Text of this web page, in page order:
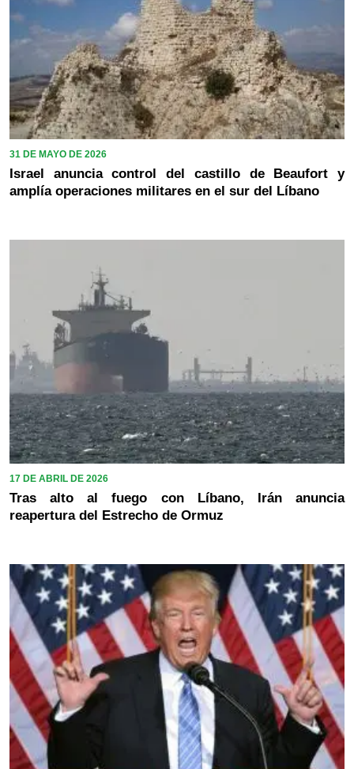
31 DE MAYO DE 2026
Israel anuncia control del castillo de Beaufort y
amplía operaciones militares en el sur del Líbano
17 DE ABRIL DE 2026
Tras alto al fuego con Líbano, Irán anuncia
reapertura del Estrecho de Ormuz